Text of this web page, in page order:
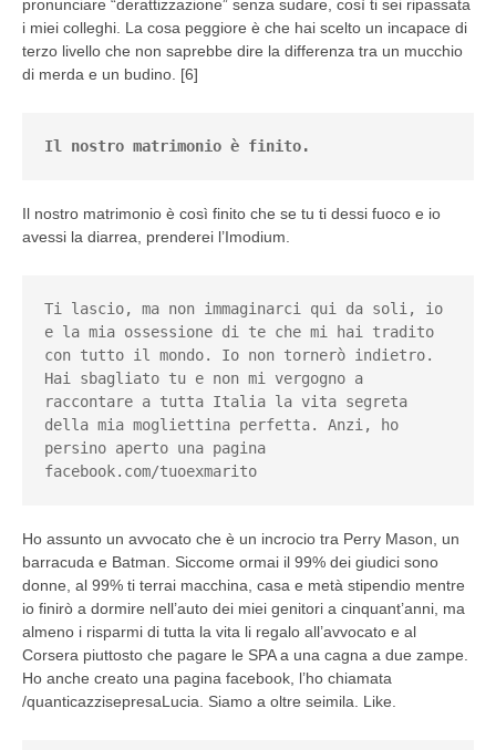
pronunciare “derattizzazione” senza sudare, così ti sei ripassata
i miei colleghi. La cosa peggiore è che hai scelto un incapace di
terzo livello che non saprebbe dire la differenza tra un mucchio
di merda e un budino. [6]
Il nostro matrimonio è finito.
Il nostro matrimonio è così finito che se tu ti dessi fuoco e io
avessi la diarrea, prenderei l’Imodium.
Ti lascio, ma non immaginarci qui da soli, io
e la mia ossessione di te che mi hai tradito
con tutto il mondo. Io non tornerò indietro.
Hai sbagliato tu e non mi vergogno a
raccontare a tutta Italia la vita segreta
della mia mogliettina perfetta. Anzi, ho
persino aperto una pagina
facebook.com/tuoexmarito
Ho assunto un avvocato che è un incrocio tra Perry Mason, un
barracuda e Batman. Siccome ormai il 99% dei giudici sono
donne, al 99% ti terrai macchina, casa e metà stipendio mentre
io finirò a dormire nell’auto dei miei genitori a cinquant’anni, ma
almeno i risparmi di tutta la vita li regalo all’avvocato e al
Corsera piuttosto che pagare le SPA a una cagna a due zampe.
Ho anche creato una pagina facebook, l’ho chiamata
/quanticazzisepresaLucia. Siamo a oltre seimila. Like.